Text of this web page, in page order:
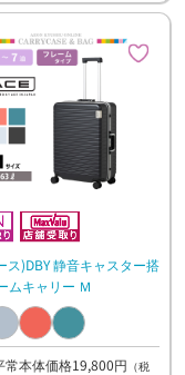
ス)DBY 静音キャスター搭
ムキャリー Ｍ
常本体価格19,800円 （税